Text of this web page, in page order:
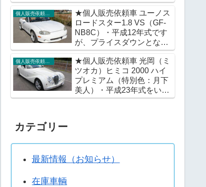
★個人販売依頼車 ユーノス
ロードスター1.8 VS（GF-
NB8C）・平成12年式です
が、プライスダウンとなり
ました。※この機会に改め
てご検討いただければ幸い
です。
★個人販売依頼車 光岡（ミ
ツオカ）ヒミコ 2000 ハイ
プレミアム（特別色：月下
美人）・平成23年式をいか
がですか。
カテゴリー
最新情報（お知らせ）
在庫車輌